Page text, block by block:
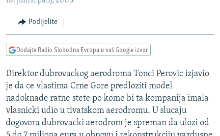
Pređite
Pređite
pretragu
SRBIJA
KOSOVO
VIZUELNO
VIDEO
FOTOGALERIJE
INFOGRAFIKE
PODCASTI
RAT U UKRAJINI
KINA NA BALKANU
RSE PRIČE IZ SVIJETA
Podijelite
Dodajte Radio Slobodna Evropa u vaš Google izvor
Direktor dubrovackog aerodroma Tonci Perovic izjavio
je da ce vlastima Crne Gore predloziti model
nadoknade ratne stete po kome bi ta kompanija imala
vlasnicki udio u tivatskom aerodromu. U slucaju
dogovora dubrovacki aerodrom je spreman da ulozi od